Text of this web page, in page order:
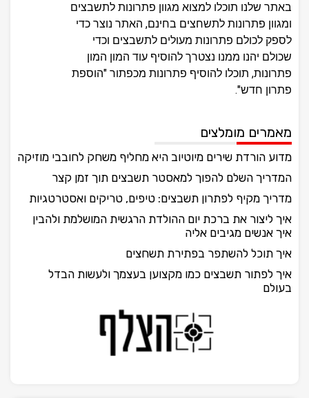
באתר שלנו תוכלו למצוא מגוון פתרונות לתשבצים
ומגוון פתרונות לתשחצים בחינם, האתר נוצר כדי
לספק לכולם פתרונות מעולים לתשבצים וכדי
שכולם יהנו ממנו נצטרך להוסיף עוד המון המון
פתרונות, תוכלו להוסיף פתרונות מכפתור "הוספת
פתרון חדש".
מאמרים מומלצים
מדוע הורדת שירים מיוטיוב היא מחליף משחק לחובבי מוזיקה
המדריך השלם להפוך למאסטר תשבצים תוך זמן קצר
מדריך מקיף לפתרון תשבצים: טיפים, טריקים ואסטרטגיות
איך ליצור את ברכת יום ההולדת הרגשית המושלמת ולהבין
איך אנשים מגיבים אליה
איך תוכל להשתפר בפתירת תשחצים
איך לפתור תשבצים כמו מקצוען בעצמך ולעשות הבדל
בעולם